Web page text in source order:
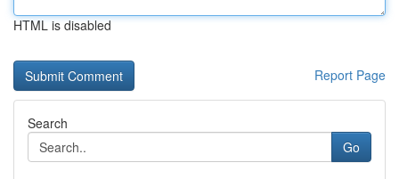
HTML is disabled
Report Page
Search
Go